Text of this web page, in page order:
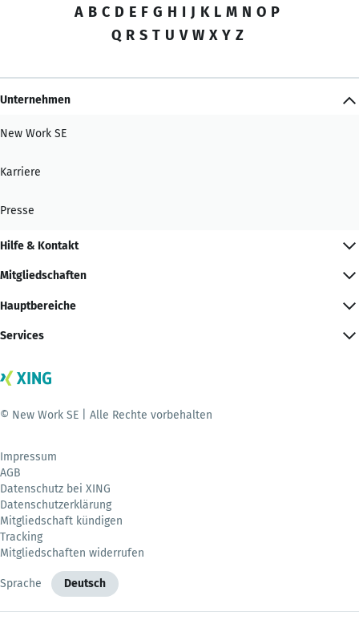
A B C D E F G H I J K L M N O P
Q R S T U V W X Y Z
Unternehmen
New Work SE
Karriere
Presse
Hilfe & Kontakt
Mitgliedschaften
Hauptbereiche
Services
© New Work SE | Alle Rechte vorbehalten
Impressum
AGB
Datenschutz bei XING
Datenschutzerklärung
Mitgliedschaft kündigen
Tracking
Mitgliedschaften widerrufen
Sprache Deutsch